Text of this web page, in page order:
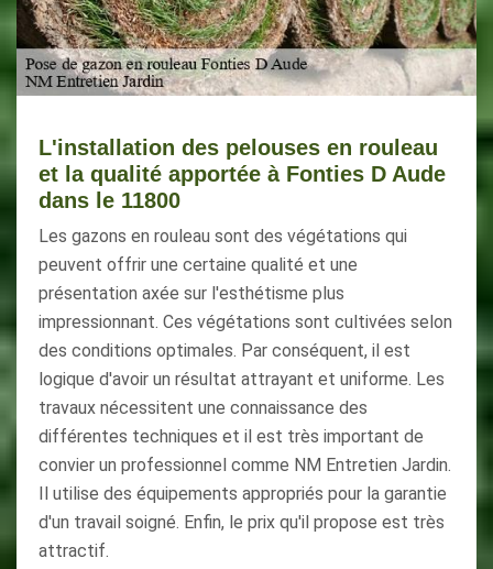
L'installation des pelouses en rouleau
et la qualité apportée à Fonties D Aude
dans le 11800
Les gazons en rouleau sont des végétations qui
peuvent offrir une certaine qualité et une
présentation axée sur l'esthétisme plus
impressionnant. Ces végétations sont cultivées selon
des conditions optimales. Par conséquent, il est
logique d'avoir un résultat attrayant et uniforme. Les
travaux nécessitent une connaissance des
différentes techniques et il est très important de
convier un professionnel comme NM Entretien Jardin.
Il utilise des équipements appropriés pour la garantie
d'un travail soigné. Enfin, le prix qu'il propose est très
attractif.